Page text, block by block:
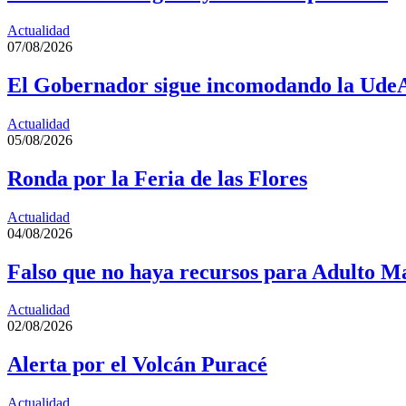
Actualidad
07/08/2026
El Gobernador sigue incomodando la
Actualidad
05/08/2026
Ronda por la Feria de las Flores
Actualidad
04/08/2026
Falso que no haya recursos para Adulto
Actualidad
02/08/2026
Alerta por el Volcán Puracé